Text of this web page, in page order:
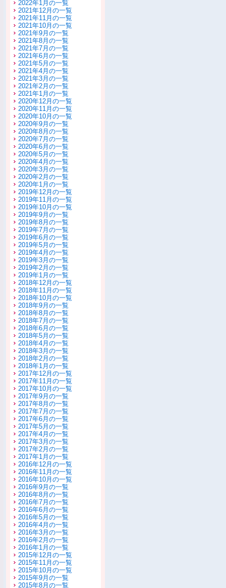
2022年1月の一覧
2021年12月の一覧
2021年11月の一覧
2021年10月の一覧
2021年9月の一覧
2021年8月の一覧
2021年7月の一覧
2021年6月の一覧
2021年5月の一覧
2021年4月の一覧
2021年3月の一覧
2021年2月の一覧
2021年1月の一覧
2020年12月の一覧
2020年11月の一覧
2020年10月の一覧
2020年9月の一覧
2020年8月の一覧
2020年7月の一覧
2020年6月の一覧
2020年5月の一覧
2020年4月の一覧
2020年3月の一覧
2020年2月の一覧
2020年1月の一覧
2019年12月の一覧
2019年11月の一覧
2019年10月の一覧
2019年9月の一覧
2019年8月の一覧
2019年7月の一覧
2019年6月の一覧
2019年5月の一覧
2019年4月の一覧
2019年3月の一覧
2019年2月の一覧
2019年1月の一覧
2018年12月の一覧
2018年11月の一覧
2018年10月の一覧
2018年9月の一覧
2018年8月の一覧
2018年7月の一覧
2018年6月の一覧
2018年5月の一覧
2018年4月の一覧
2018年3月の一覧
2018年2月の一覧
2018年1月の一覧
2017年12月の一覧
2017年11月の一覧
2017年10月の一覧
2017年9月の一覧
2017年8月の一覧
2017年7月の一覧
2017年6月の一覧
2017年5月の一覧
2017年4月の一覧
2017年3月の一覧
2017年2月の一覧
2017年1月の一覧
2016年12月の一覧
2016年11月の一覧
2016年10月の一覧
2016年9月の一覧
2016年8月の一覧
2016年7月の一覧
2016年6月の一覧
2016年5月の一覧
2016年4月の一覧
2016年3月の一覧
2016年2月の一覧
2016年1月の一覧
2015年12月の一覧
2015年11月の一覧
2015年10月の一覧
2015年9月の一覧
2015年8月の一覧